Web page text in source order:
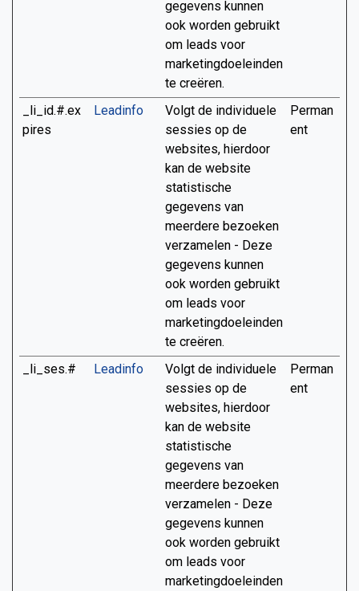
gegevens kunnen
ook worden gebruikt
om leads voor
marketingdoeleinden
te creëren.
_li_id.#.ex
pires
Leadinfo
Volgt de individuele
sessies op de
websites, hierdoor
kan de website
statistische
gegevens van
meerdere bezoeken
verzamelen - Deze
gegevens kunnen
ook worden gebruikt
om leads voor
marketingdoeleinden
te creëren.
Perman
ent
_li_ses.# Leadinfo
Volgt de individuele
sessies op de
websites, hierdoor
kan de website
statistische
gegevens van
meerdere bezoeken
verzamelen - Deze
gegevens kunnen
ook worden gebruikt
om leads voor
marketingdoeleinden
Perman
ent